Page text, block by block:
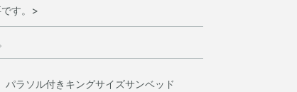
す。>
パラソル付きキングサイズサンベッド